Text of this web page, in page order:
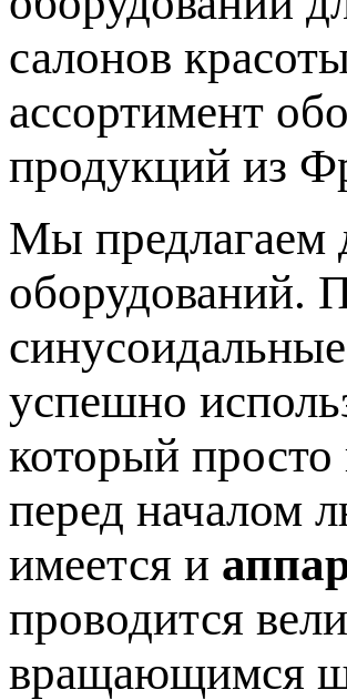
салонов
ассортимент
продукций из
Мы предлагаем
оборудований.
успешно
который
перед началом
имеется и
проводится
вращающимся